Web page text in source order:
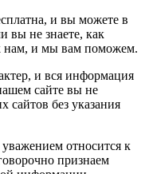
и вы можете в
вы не знаете, как
к нам, и мы вам поможем.
и вся информация
сайте вы не
сайтов без указания
относится к
признаем